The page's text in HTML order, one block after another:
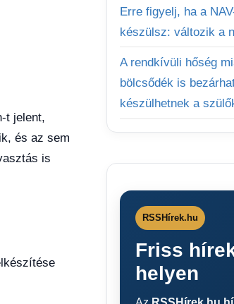
t jelent,
és az sem
is
Erre figyelj, ha a
készülsz: változik a
A rendkívüli hőség
bölcsődék is
készülhetnek a
RSSHírek.hu
Friss
helyen